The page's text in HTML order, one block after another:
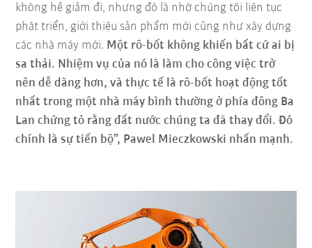
không hề giảm đi, nhưng đó là nhờ chúng tôi liên tục
phát triển, giới thiệu sản phẩm mới cũng như xây dựng
các nhà máy mới. Một rô-bốt không khiến bất cứ ai bị
sa thải. Nhiệm vụ của nó là làm cho công việc trở
nên dễ dàng hơn, và thực tế là rô-bốt hoạt động tốt
nhất trong một nhà máy bình thường ở phía đông Ba
Lan chứng tỏ rằng đất nước chúng ta đã thay đổi. Đó
chính là sự tiến bộ”, Pawel Mieczkowski nhấn mạnh.